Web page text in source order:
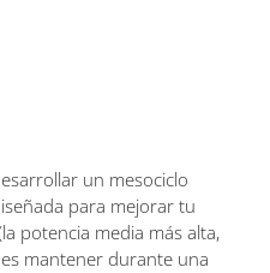
un mesociclo
para mejorar tu
potencia media más alta,
mantener durante una